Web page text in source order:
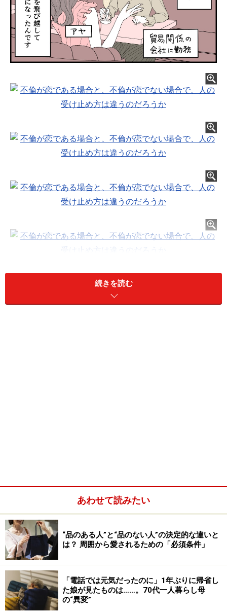
続きを読む
あわせて読みたい
“品のある人”と“品のない人”の決定的な違いと
は？ 周囲から愛されるための「必須条件」
「電話では元気だったのに」1年ぶりに帰省し
た娘が見たものは……。70代一人暮らし母
の“異変”